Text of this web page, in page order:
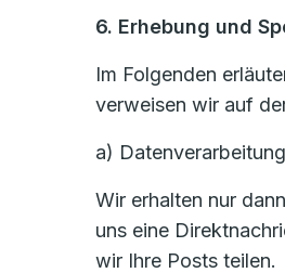
6. Erhebung und
Im Folgenden
verweisen wir auf
a)
Wir erhalten nur
uns eine
wir Ihre Posts teilen.